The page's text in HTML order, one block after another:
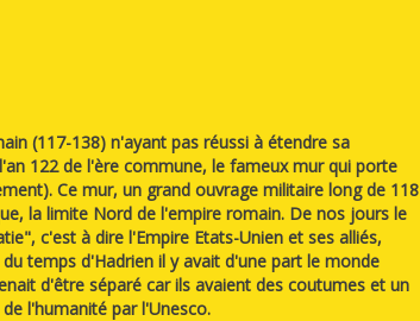
(117-138) n'ayant pas réussi à étendre sa
122 de l'ère commune, le fameux mur qui porte
Ce mur, un grand ouvrage militaire long de 118
la limite Nord de l'empire romain. De nos jours le
c'est à dire l'Empire Etats-Unien et ses alliés,
temps d'Hadrien il y avait d'une part le monde
d'être séparé car ils avaient des coutumes et un
l'humanité par l'Unesco.